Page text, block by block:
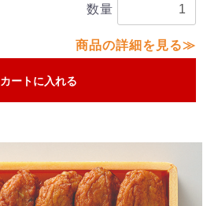
数量
商品の詳細を見る≫
カートに入れる